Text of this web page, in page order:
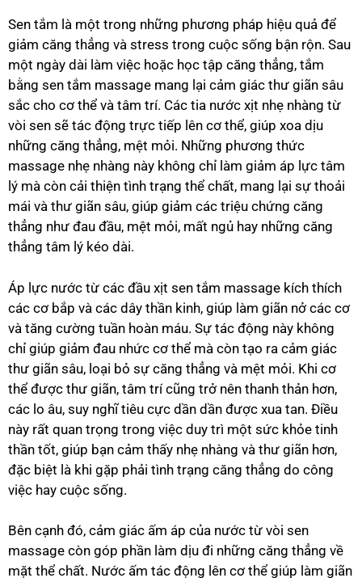
Sen tắm là một trong những phương pháp hiệu quả để
giảm căng thẳng và stress trong cuộc sống bận rộn. Sau
một ngày dài làm việc hoặc học tập căng thẳng, tắm
bằng sen tắm massage mang lại cảm giác thư giãn sâu
sắc cho cơ thể và tâm trí. Các tia nước xịt nhẹ nhàng từ
vòi sen sẽ tác động trực tiếp lên cơ thể, giúp xoa dịu
những căng thẳng, mệt mỏi. Những phương thức
massage nhẹ nhàng này không chỉ làm giảm áp lực tâm
lý mà còn cải thiện tình trạng thể chất, mang lại sự thoải
mái và thư giãn sâu, giúp giảm các triệu chứng căng
thẳng như đau đầu, mệt mỏi, mất ngủ hay những căng
thẳng tâm lý kéo dài.
Áp lực nước từ các đầu xịt sen tắm massage kích thích
các cơ bắp và các dây thần kinh, giúp làm giãn nở các cơ
và tăng cường tuần hoàn máu. Sự tác động này không
chỉ giúp giảm đau nhức cơ thể mà còn tạo ra cảm giác
thư giãn sâu, loại bỏ sự căng thẳng và mệt mỏi. Khi cơ
thể được thư giãn, tâm trí cũng trở nên thanh thản hơn,
các lo âu, suy nghĩ tiêu cực dần dần được xua tan. Điều
này rất quan trọng trong việc duy trì một sức khỏe tinh
thần tốt, giúp bạn cảm thấy nhẹ nhàng và thư giãn hơn,
đặc biệt là khi gặp phải tình trạng căng thẳng do công
việc hay cuộc sống.
Bên cạnh đó, cảm giác ấm áp của nước từ vòi sen
massage còn góp phần làm dịu đi những căng thẳng về
mặt thể chất. Nước ấm tác động lên cơ thể giúp làm giãn